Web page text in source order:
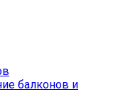
балконов и